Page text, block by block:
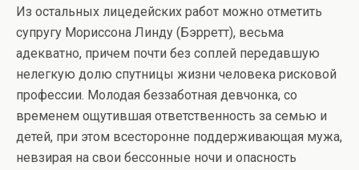
Из остальных лицедейских работ можно отметить
супругу Мориссона Линду (Бэрретт), весьма
адекватно, причем почти без соплей передавшую
нелегкую долю спутницы жизни человека рисковой
профессии. Молодая беззаботная девчонка, со
временем ощутившая ответственность за семью и
детей, при этом всесторонне поддерживающая мужа,
невзирая на свои бессонные ночи и опасность